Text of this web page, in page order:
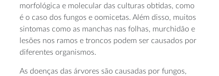
morfológica e molecular das culturas obtidas, como
é o caso dos fungos e oomicetas. Além disso, muitos
sintomas como as manchas nas folhas, murchidão e
lesões nos ramos e troncos podem ser causados por
diferentes organismos.
As doenças das árvores são causadas por fungos,